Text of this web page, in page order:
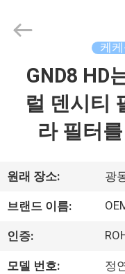
우
리
에
2026
Reserved.
케
GND8 HD
럴 덴시티
라 필터
원래 장소: 광
브랜드 이름:
인증:
모델 번호: 정